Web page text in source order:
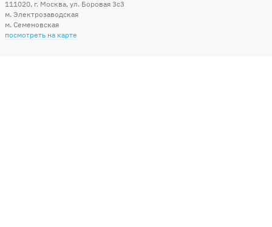
111020, г. Москва, ул. Боровая 3c3
м. Электрозаводская
м. Семеновская
посмотреть на карте